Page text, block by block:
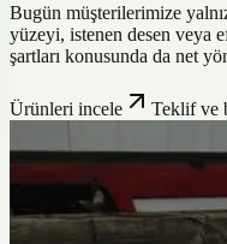
Bugün müşterilerimize
yüzeyi, istenen desen veya
şartları konusunda da net
Ürünleri incele Teklif ve